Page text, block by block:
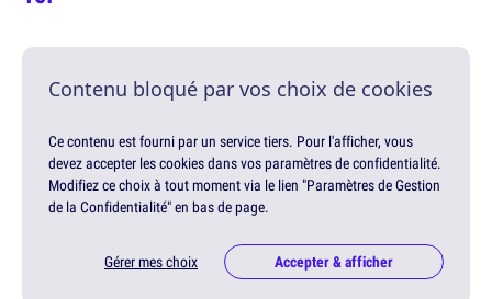
Contenu bloqué par vos choix de cookies
Ce contenu est fourni par un service tiers. Pour l'afficher, vous
devez accepter les cookies dans vos paramètres de confidentialité.
Modifiez ce choix à tout moment via le lien "Paramètres de Gestion
de la Confidentialité" en bas de page.
Gérer mes choix Accepter & afficher